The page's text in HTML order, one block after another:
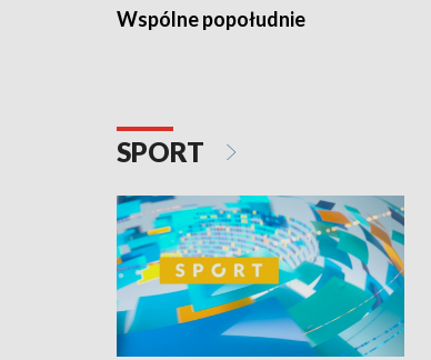
Wspólne popołudnie
SPORT